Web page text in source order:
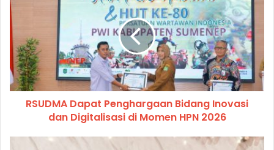
RSUDMA Dapat Penghargaan Bidang Inovasi
dan Digitalisasi di Momen HPN 2026